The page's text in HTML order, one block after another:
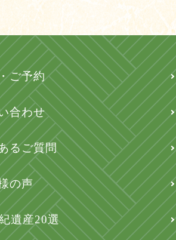
ご予約
合わせ
るご質問
の声
遺産20選